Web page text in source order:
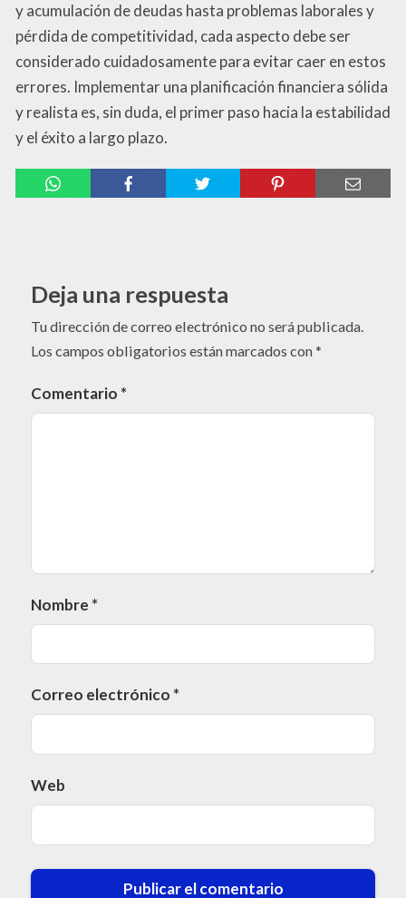
y acumulación de deudas hasta problemas laborales y
pérdida de competitividad, cada aspecto debe ser
considerado cuidadosamente para evitar caer en estos
errores. Implementar una planificación financiera sólida
y realista es, sin duda, el primer paso hacia la estabilidad
y el éxito a largo plazo.
Deja una respuesta
Tu dirección de correo electrónico no será publicada.
Los campos obligatorios están marcados con*
Comentario *
Nombre *
Correo electrónico *
Web